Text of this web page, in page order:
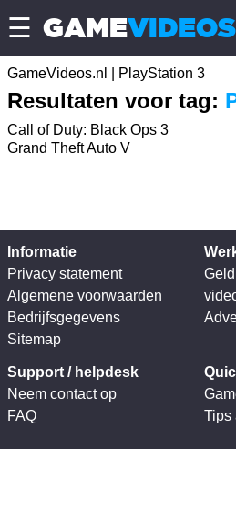
☰ GAMEVIDEOS
GameVideos.nl PlayStation 3
Resultaten voor tag:
Call of Duty: Black Ops 3
Grand Theft Auto V
Informatie
Privacy statement
Algemene voorwaarden
Bedrijfsgegevens
Sitemap
Support / helpdesk
Neem contact op
FAQ
Tips